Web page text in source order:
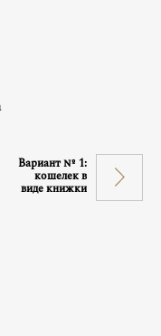
Вариант № 1:
кошелек в
виде книжки